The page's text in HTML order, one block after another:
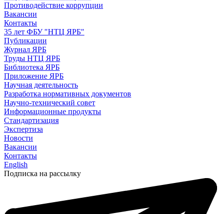
Противодействие коррупции
Вакансии
Контакты
35 лет ФБУ "НТЦ ЯРБ"
Публикации
Журнал ЯРБ
Труды НТЦ ЯРБ
Библиотека ЯРБ
Приложение ЯРБ
Научная деятельность
Разработка нормативных документов
Научно-технический совет
Информационные продукты
Стандартизация
Экспертиза
Новости
Вакансии
Контакты
English
Подписка на рассылку